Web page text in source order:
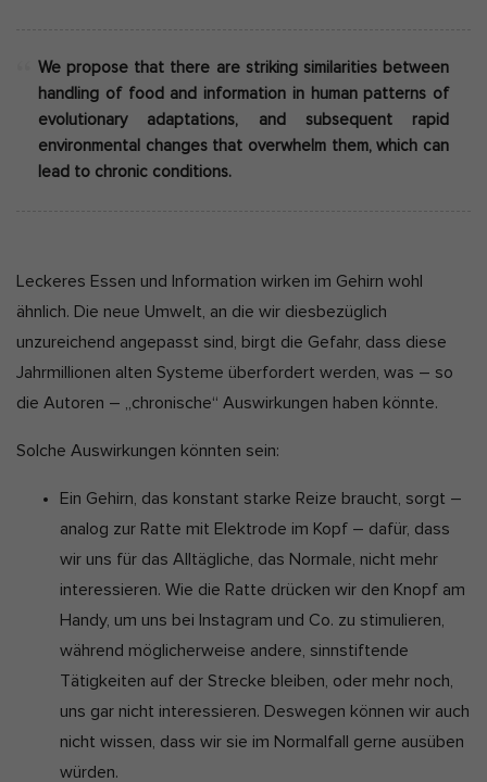
We propose that there are striking similarities between
handling of food and information in human patterns of
evolutionary adaptations, and subsequent rapid
environmental changes that overwhelm them, which can
lead to chronic conditions.
Leckeres Essen und Information wirken im Gehirn wohl
ähnlich. Die neue Umwelt, an die wir diesbezüglich
unzureichend angepasst sind, birgt die Gefahr, dass diese
Jahrmillionen alten Systeme überfordert werden, was – so
die Autoren – „chronische“ Auswirkungen haben könnte.
Solche Auswirkungen könnten sein:
Ein Gehirn, das konstant starke Reize braucht, sorgt –
analog zur Ratte mit Elektrode im Kopf – dafür, dass
wir uns für das Alltägliche, das Normale, nicht mehr
interessieren. Wie die Ratte drücken wir den Knopf am
Handy, um uns bei Instagram und Co. zu stimulieren,
während möglicherweise andere, sinnstiftende
Tätigkeiten auf der Strecke bleiben, oder mehr noch,
uns gar nicht interessieren. Deswegen können wir auch
nicht wissen, dass wir sie im Normalfall gerne ausüben
würden.